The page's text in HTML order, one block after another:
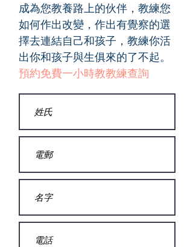
成為您教養路上的伙伴，教練您
如何作出改變，作出有覺察的選
擇去連結自己和孩子，教練你活
出你和孩子與生俱來的了不起。
預約免費一小時教教練查詢